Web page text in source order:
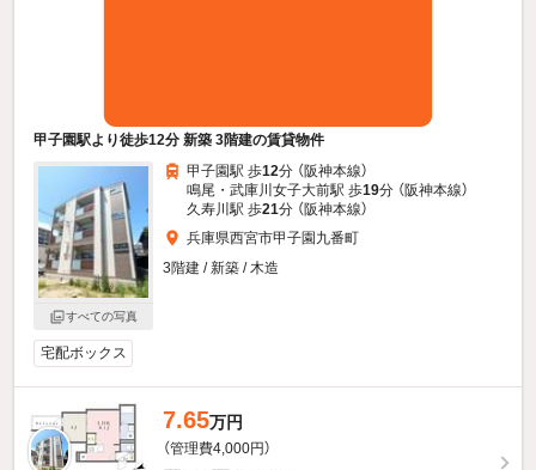
甲子園駅より徒歩12分 新築 3階建の賃貸物件
すべての写真
甲子園駅 歩12分 （阪神本線）
鳴尾・武庫川女子大前駅 歩19分 （阪神本線）
久寿川駅 歩21分 （阪神本線）
兵庫県西宮市甲子園九番町
3階建 / 新築 / 木造
宅配ボックス
7.65万円
（管理費4,000円）